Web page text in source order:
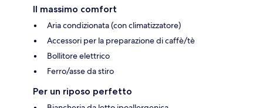
Il massimo comfort
Aria condizionata (con climatizzatore)
Accessori per la preparazione di caffè/tè
Bollitore elettrico
Ferro/asse da stiro
Per un riposo perfetto